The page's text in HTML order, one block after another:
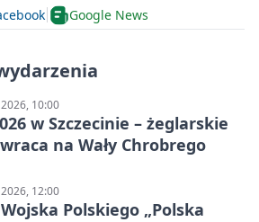
Google News
10:00
w Szczecinie – żeglarskie
na Wały Chrobrego
12:00
Polskiego „Polska